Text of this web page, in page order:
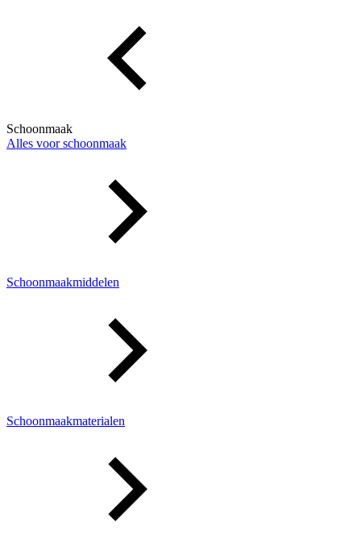
Schoonmaak
Alles voor schoonmaak
Schoonmaakmiddelen
Schoonmaakmaterialen